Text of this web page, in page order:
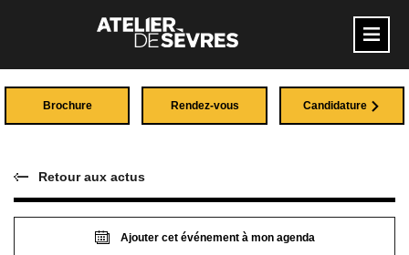
Brochure Rendez-vous Candidature
Retour aux actus
Ajouter cet événement à mon agenda